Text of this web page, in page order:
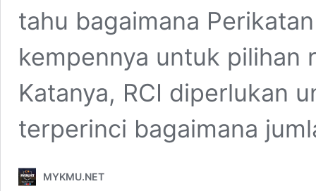
tahu bagaimana
kempennya untuk pilihan
Katanya, RCI diperlukan
terperinci bagaimana
MYKMU.NET